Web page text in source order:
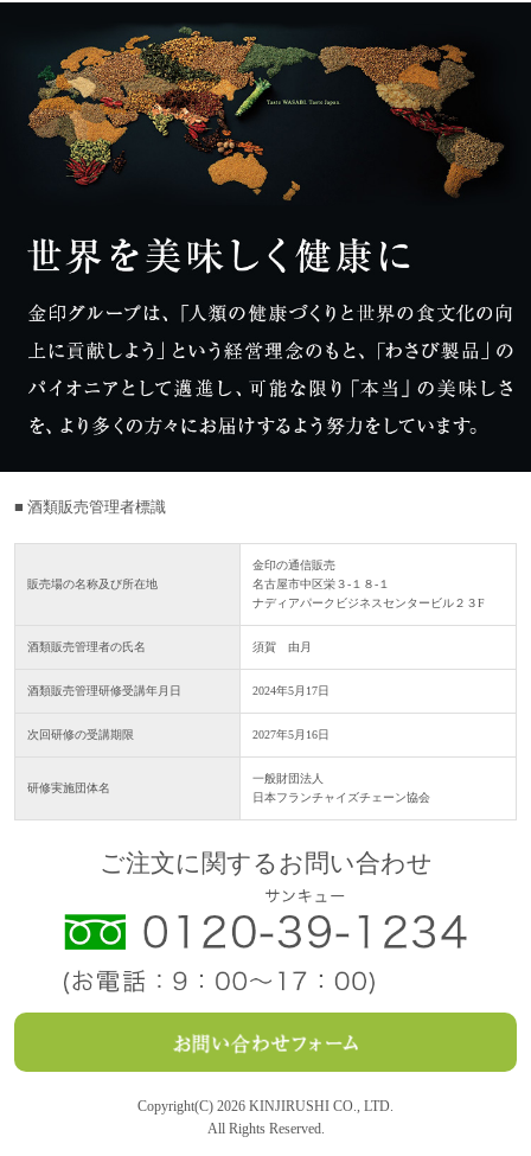
■ 酒類販売管理者標識
販売場の名称及び所在地
金印の通信販売
名古屋市中区栄３-１８-１
ナディアパークビジネスセンタービル２３F
酒類販売管理者の氏名 須賀 由月
酒類販売管理研修受講年月日 2024年5月17日
次回研修の受講期限 2027年5月16日
研修実施団体名
一般財団法人
日本フランチャイズチェーン協会
ご注文に関するお問い合わせ
Copyright(C) 2026 KINJIRUSHI CO., LTD.
All Rights Reserved.